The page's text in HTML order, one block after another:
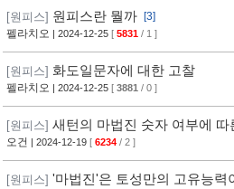
[원피스] 원피스란 뭘까
[3]
펠라치오 | 2024-12-25 [ 5831 / 1 ]
[원피스] 화도일문자에 대한 고찰
펠라치오 | 2024-12-25 [ 3881 / 0 ]
[원피스] 새턴의 마법진 숫자 여부에 따
오건 | 2024-12-19 [ 6234 / 2 ]
[원피스] '마법진'은 토성만의 고유능력